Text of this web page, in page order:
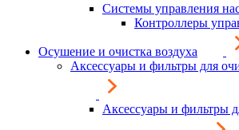
Системы управления
Контроллеры
Осушение и очистка воздуха
Аксессуары и фильтры для
Аксессуары и фильтры